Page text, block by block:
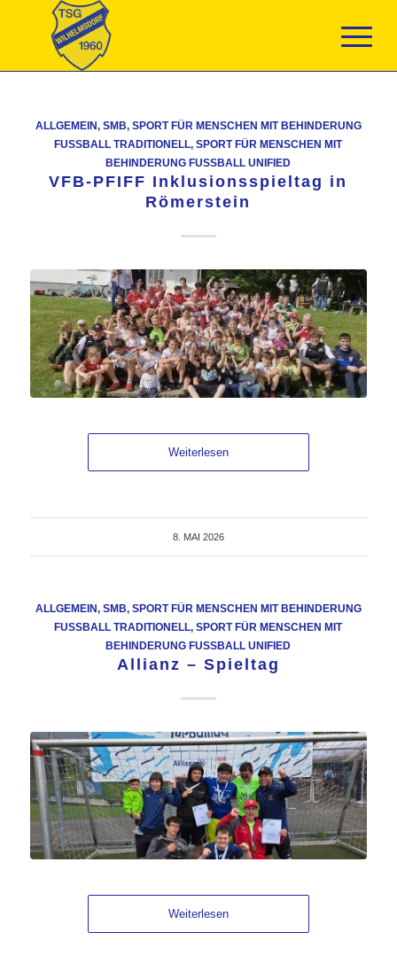
ALLGEMEIN, SMB, SPORT FÜR MENSCHEN MIT BEHINDERUNG
FUSSBALL TRADITIONELL ,SPORT FÜR MENSCHEN MIT
BEHINDERUNG FUSSBALL UNIFIED
VFB-PFIFF Inklusionsspieltag in
Römerstein
Weiterlesen
8. MAI 2026
ALLGEMEIN, SMB, SPORT FÜR MENSCHEN MIT BEHINDERUNG
FUSSBALL TRADITIONELL ,SPORT FÜR MENSCHEN MIT
BEHINDERUNG FUSSBALL UNIFIED
Allianz – Spieltag
Weiterlesen